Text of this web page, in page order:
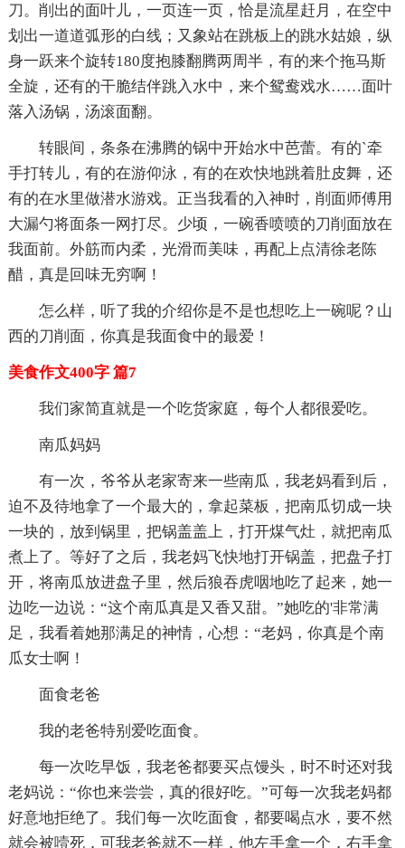
刀。削出的面叶儿，一页连一页，恰是流星赶月，在空中
划出一道道弧形的白线；又象站在跳板上的跳水姑娘，纵
身一跃来个旋转180度抱膝翻腾两周半，有的来个拖马斯
全旋，还有的干脆结伴跳入水中，来个鸳鸯戏水……面叶
落入汤锅，汤滚面翻。
转眼间，条条在沸腾的锅中开始水中芭蕾。有的`牵
手打转儿，有的在游仰泳，有的在欢快地跳着肚皮舞，还
有的在水里做潜水游戏。正当我看的入神时，削面师傅用
大漏勺将面条一网打尽。少顷，一碗香喷喷的刀削面放在
我面前。外筋而内柔，光滑而美味，再配上点清徐老陈
醋，真是回味无穷啊！
怎么样，听了我的介绍你是不是也想吃上一碗呢？山
西的刀削面，你真是我面食中的最爱！
美食作文400字 篇7
我们家简直就是一个吃货家庭，每个人都很爱吃。
南瓜妈妈
有一次，爷爷从老家寄来一些南瓜，我老妈看到后，
迫不及待地拿了一个最大的，拿起菜板，把南瓜切成一块
一块的，放到锅里，把锅盖盖上，打开煤气灶，就把南瓜
煮上了。等好了之后，我老妈飞快地打开锅盖，把盘子打
开，将南瓜放进盘子里，然后狼吞虎咽地吃了起来，她一
边吃一边说：“这个南瓜真是又香又甜。”她吃的'非常满
足，我看着她那满足的神情，心想：“老妈，你真是个南
瓜女士啊！
面食老爸
我的老爸特别爱吃面食。
每一次吃早饭，我老爸都要买点馒头，时不时还对我
老妈说：“你也来尝尝，真的很好吃。”可每一次我老妈都
好意地拒绝了。我们每一次吃面食，都要喝点水，要不然
就会被噎死，可我老爸就不一样，他左手拿一个，右手拿